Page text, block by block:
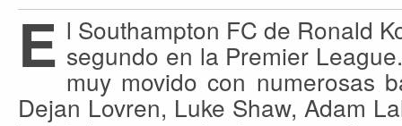
E l Southampton FC de Ronald
segundo en la Premier
muy movido con numerosas
Dejan Lovren, Luke Shaw, Adam